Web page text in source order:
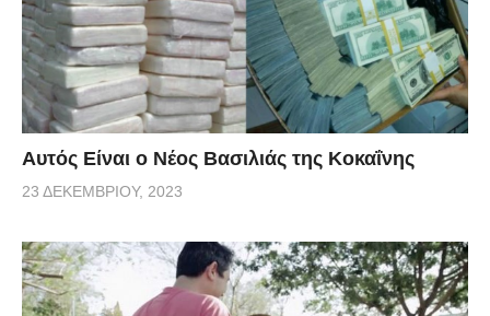
Αυτός Είναι ο Νέος Βασιλιάς της Κοκαΐνης
23 ΔΕΚΕΜΒΡΊΟΥ, 2023